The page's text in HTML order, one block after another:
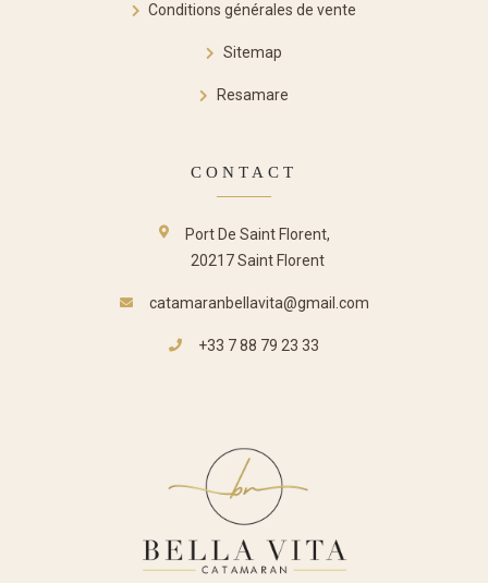
Conditions générales de vente
Sitemap
Resamare
CONTACT
Port De Saint Florent,
20217 Saint Florent
catamaranbellavita@gmail.com
+33 7 88 79 23 33